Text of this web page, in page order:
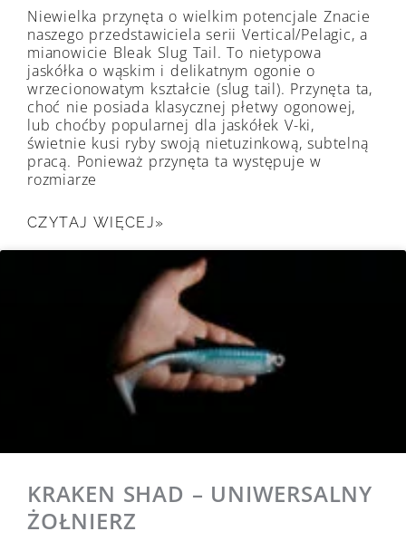
Niewielka przynęta o wielkim potencjale Znacie
naszego przedstawiciela serii Vertical/Pelagic, a
mianowicie Bleak Slug Tail. To nietypowa
jaskółka o wąskim i delikatnym ogonie o
wrzecionowatym kształcie (slug tail). Przynęta ta,
choć nie posiada klasycznej płetwy ogonowej,
lub choćby popularnej dla jaskółek V-ki,
świetnie kusi ryby swoją nietuzinkową, subtelną
pracą. Ponieważ przynęta ta występuje w
rozmiarze
CZYTAJ WIĘCEJ»
KRAKEN SHAD – UNIWERSALNY
ŻOŁNIERZ